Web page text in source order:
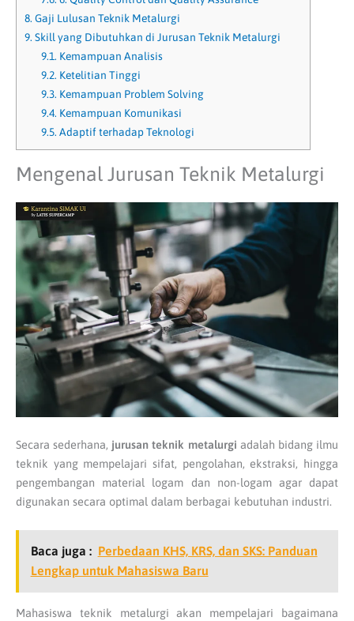
8. Gaji Lulusan Teknik Metalurgi
9. Skill yang Dibutuhkan di Jurusan Teknik Metalurgi
9.1. Kemampuan Analisis
9.2. Ketelitian Tinggi
9.3. Kemampuan Problem Solving
9.4. Kemampuan Komunikasi
9.5. Adaptif terhadap Teknologi
Mengenal Jurusan Teknik Metalurgi
Secara sederhana, jurusan teknik metalurgi adalah bidang ilmu
teknik yang mempelajari sifat, pengolahan, ekstraksi, hingga
pengembangan material logam dan non-logam agar dapat
digunakan secara optimal dalam berbagai kebutuhan industri.
Baca juga : Perbedaan KHS, KRS, dan SKS: Panduan
Lengkap untuk Mahasiswa Baru
Mahasiswa teknik metalurgi akan mempelajari bagaimana